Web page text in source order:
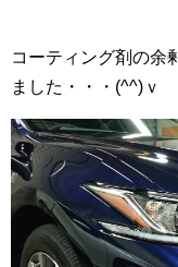
コーティング剤の余
ました・・・(^^)ｖ